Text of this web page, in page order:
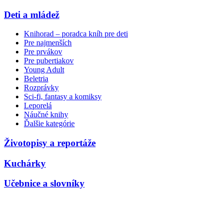
Deti a mládež
Knihorad – poradca kníh pre deti
Pre najmenších
Pre prvákov
Pre pubertiakov
Young Adult
Beletria
Rozprávky
Sci-fi, fantasy a komiksy
Leporelá
Náučné knihy
Ďalšie kategórie
Životopisy a reportáže
Kuchárky
Učebnice a slovníky